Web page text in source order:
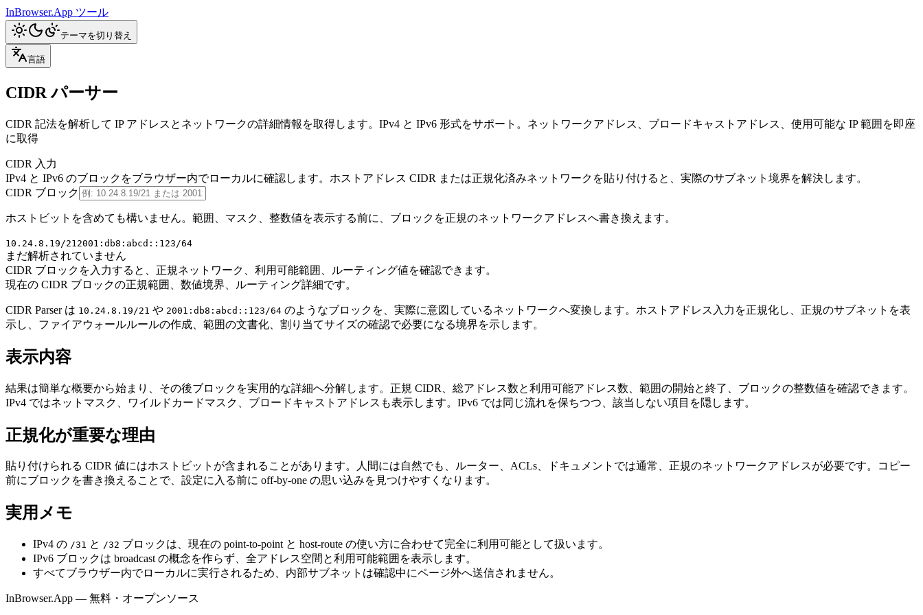
InBrowser.App ツール
テーマを切り替え
言語
CIDR パーサー
CIDR 記法を解析して IP アドレスとネットワークの詳細情報を取得します。IPv4 と IPv6 形式をサポート。ネットワークアドレス、ブロードキャストアドレス、使用可能な IP 範囲を即座
に取得
CIDR 入力
IPv4 と IPv6 のブロックをブラウザー内でローカルに確認します。ホストアドレス CIDR または正規化済みネットワークを貼り付けると、実際のサブネット境界を解決します。
CIDR ブロック
ホストビットを含めても構いません。範囲、マスク、整数値を表示する前に、ブロックを正規のネットワークアドレスへ書き換えます。
10.24.8.19/21 2001:db8:abcd::123/64
まだ解析されていません
CIDR ブロックを入力すると、正規ネットワーク、利用可能範囲、ルーティング値を確認できます。
現在の CIDR ブロックの正規範囲、数値境界、ルーティング詳細です。
CIDR Parser は 10.24.8.19/21 や 2001:db8:abcd::123/64 のようなブロックを、実際に意図しているネットワークへ変換します。ホストアドレス入力を正規化し、正規のサブネットを表
示し、ファイアウォールルールの作成、範囲の文書化、割り当てサイズの確認で必要になる境界を示します。
表示内容
結果は簡単な概要から始まり、その後ブロックを実用的な詳細へ分解します。正規 CIDR、総アドレス数と利用可能アドレス数、範囲の開始と終了、ブロックの整数値を確認できます。
IPv4 ではネットマスク、ワイルドカードマスク、ブロードキャストアドレスも表示します。IPv6 では同じ流れを保ちつつ、該当しない項目を隠します。
正規化が重要な理由
貼り付けられる CIDR 値にはホストビットが含まれることがあります。人間には自然でも、ルーター、ACLs、ドキュメントでは通常、正規のネットワークアドレスが必要です。コピー
前にブロックを書き換えることで、設定に入る前に off-by-one の思い込みを見つけやすくなります。
実用メモ
IPv4 の /31 と /32 ブロックは、現在の point-to-point と host-route の使い方に合わせて完全に利用可能として扱います。
IPv6 ブロックは broadcast の概念を作らず、全アドレス空間と利用可能範囲を表示します。
すべてブラウザー内でローカルに実行されるため、内部サブネットは確認中にページ外へ送信されません。
InBrowser.App — 無料・オープンソース